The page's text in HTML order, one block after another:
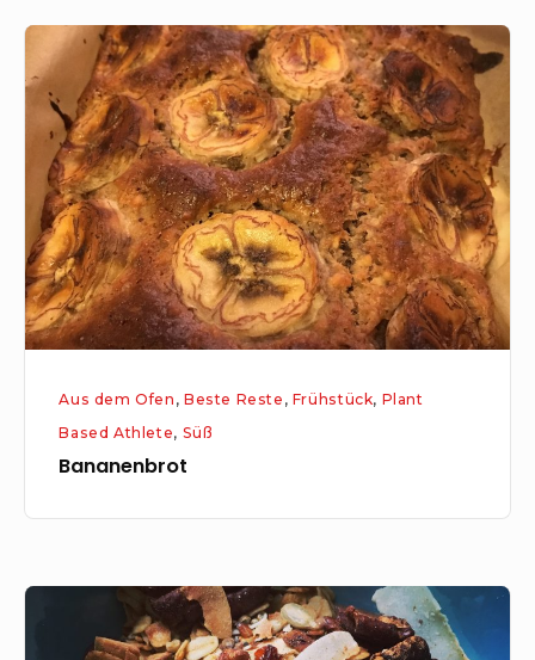
Bananenbrot
Aus dem Ofen , Beste Reste , Frühstück, Plant
Based Athlete, Süß
Bananenbrot
Schoko-